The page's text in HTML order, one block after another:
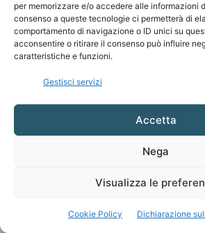
per memorizzare e/o accedere alle informazioni
consenso a queste tecnologie ci permetterà di
comportamento di navigazione o ID unici su
acconsentire o ritirare il consenso può influire
caratteristiche e funzioni.
Gestisci servizi
Accetta
Nega
Visualizza le
Cookie Policy Dichiarazione